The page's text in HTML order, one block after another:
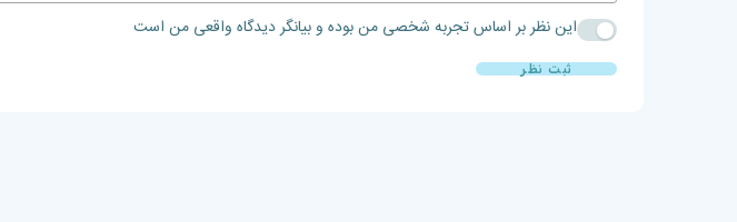
این نظر بر اساس تجربه شخصی من بوده و بیانگر دیدگاه واقعی من است
ثبت نظر